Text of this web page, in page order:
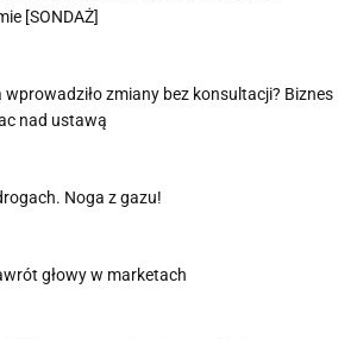
[SONDAŻ]
zmiany bez konsultacji? Biznes
nad ustawą
Noga z gazu!
głowy w marketach